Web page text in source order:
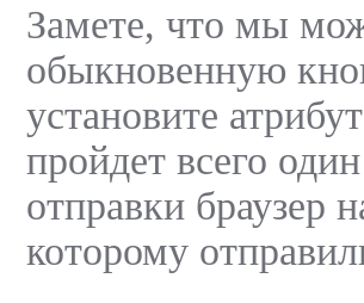
Замете, что мы
обыкновенную
установите
пройдет всего
отправки браузер
которому